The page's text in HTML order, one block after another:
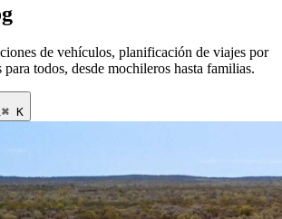
de vehículos, planificación de viajes por
para todos, desde mochileros hasta familias.
⌘ K